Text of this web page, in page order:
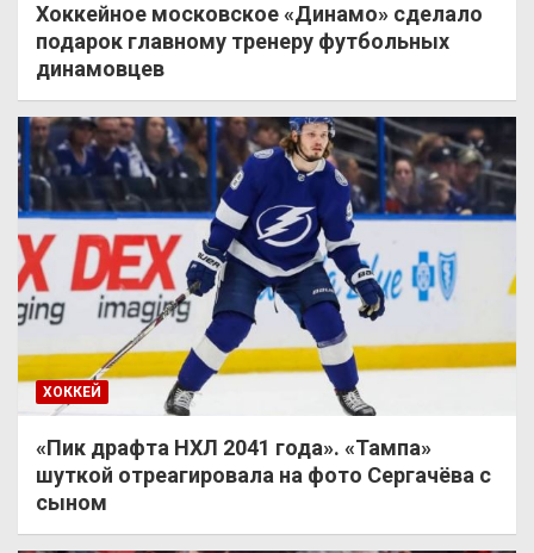
Хоккейное московское «Динамо» сделало
подарок главному тренеру футбольных
динамовцев
ХОККЕЙ
«Пик драфта НХЛ 2041 года». «Тампа»
шуткой отреагировала на фото Сергачёва с
сыном